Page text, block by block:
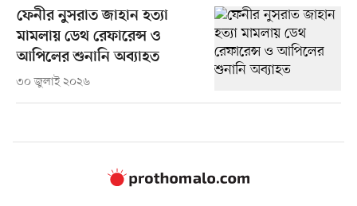
ফেনীর নুসরাত জাহান হত্যা
মামলায় ডেথ রেফারেন্স ও
আপিলের শুনানি অব্যাহত
৩০ জুলাই ২০২৬